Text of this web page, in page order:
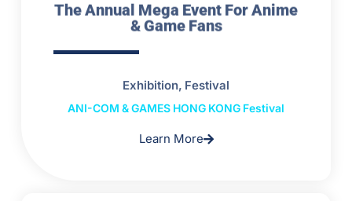
The Annual Mega Event For Anime
& Game Fans
Exhibition, Festival
ANI-COM & GAMES HONG KONG Festival
Learn More